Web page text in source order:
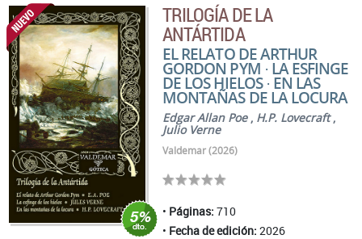
TRILOGÍA DE LA
ANTÁRTIDA
EL RELATO DE ARTHUR
GORDON PYM · LA ESFINGE
DE LOS HIELOS · EN LAS
MONTAÑAS DE LA LOCURA
Edgar Allan Poe, H.P. Lovecraft,
Julio Verne
Valdemar (2026)
Páginas: 710
Fecha de edición: 2026